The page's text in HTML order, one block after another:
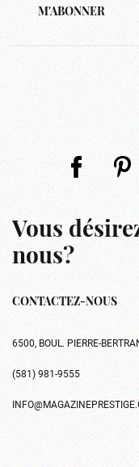
M'ABONNER
Vous
nous?
CONTACTEZ-NOUS
6500, BOUL. PIERRE-
(581) 981-9555